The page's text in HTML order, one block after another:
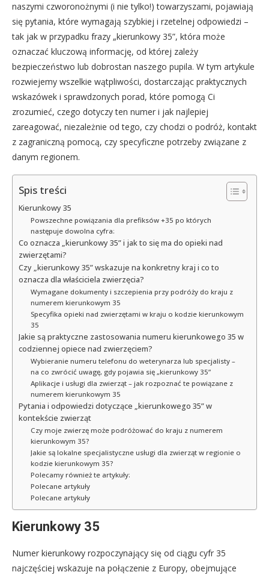
naszymi czworonożnymi (i nie tylko!) towarzyszami, pojawiają
się pytania, które wymagają szybkiej i rzetelnej odpowiedzi –
tak jak w przypadku frazy „kierunkowy 35”, która może
oznaczać kluczową informację, od której zależy
bezpieczeństwo lub dobrostan naszego pupila. W tym artykule
rozwiejemy wszelkie wątpliwości, dostarczając praktycznych
wskazówek i sprawdzonych porad, które pomogą Ci
zrozumieć, czego dotyczy ten numer i jak najlepiej
zareagować, niezależnie od tego, czy chodzi o podróż, kontakt
z zagraniczną pomocą, czy specyficzne potrzeby związane z
danym regionem.
Spis treści
Kierunkowy 35
Powszechne powiązania dla prefiksów +35 po których
następuje dowolna cyfra:
Co oznacza „kierunkowy 35” i jak to się ma do opieki nad
zwierzętami?
Czy „kierunkowy 35” wskazuje na konkretny kraj i co to
oznacza dla właściciela zwierzęcia?
Wymagane dokumenty i szczepienia przy podróży do kraju z
numerem kierunkowym 35
Specyfika opieki nad zwierzętami w kraju o kodzie kierunkowym
35
Jakie są praktyczne zastosowania numeru kierunkowego 35 w
codziennej opiece nad zwierzęciem?
Wybieranie numeru telefonu do weterynarza lub specjalisty –
na co zwrócić uwagę, gdy pojawia się „kierunkowy 35”
Aplikacje i usługi dla zwierząt – jak rozpoznać te powiązane z
numerem kierunkowym 35
Pytania i odpowiedzi dotyczące „kierunkowego 35” w
kontekście zwierząt
Czy moje zwierzę może podróżować do kraju z numerem
kierunkowym 35?
Jakie są lokalne specjalistyczne usługi dla zwierząt w regionie o
kodzie kierunkowym 35?
Polecamy również te artykuły:
Polecane artykuły
Polecane artykuły
Kierunkowy 35
Numer kierunkowy rozpoczynający się od ciągu cyfr 35
najczęściej wskazuje na połączenie z Europy, obejmujące